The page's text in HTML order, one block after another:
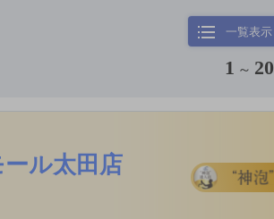
一覧表示
1 ～ 20
ル太田店